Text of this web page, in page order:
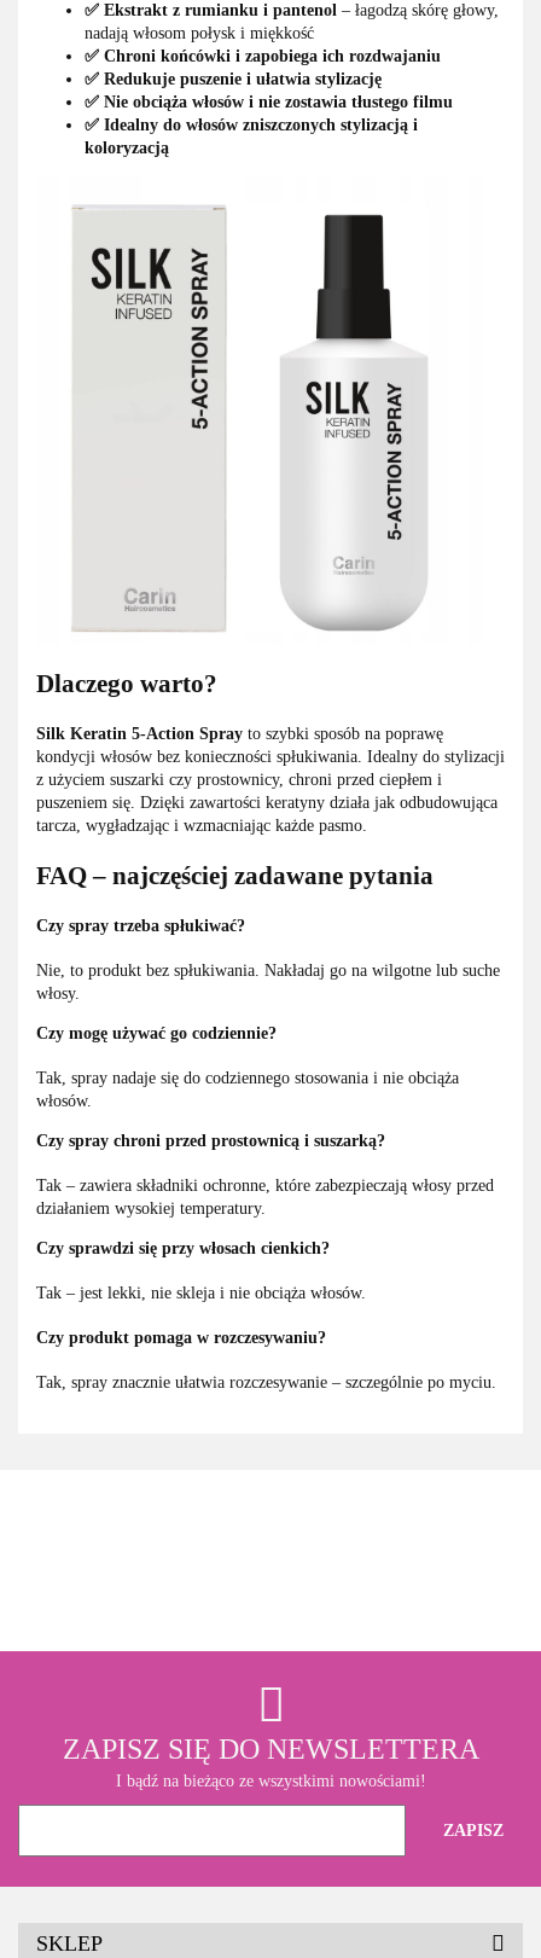
✅ Ekstrakt z rumianku i pantenol – łagodzą skórę głowy,
nadają włosom połysk i miękkość
✅ Chroni końcówki i zapobiega ich rozdwajaniu
✅ Redukuje puszenie i ułatwia stylizację
✅ Nie obciąża włosów i nie zostawia tłustego filmu
✅ Idealny do włosów zniszczonych stylizacją i
koloryzacją
Dlaczego warto?
Silk Keratin 5-Action Spray to szybki sposób na poprawę
kondycji włosów bez konieczności spłukiwania. Idealny do stylizacji
z użyciem suszarki czy prostownicy, chroni przed ciepłem i
puszeniem się. Dzięki zawartości keratyny działa jak odbudowująca
tarcza, wygładzając i wzmacniając każde pasmo.
FAQ – najczęściej zadawane pytania
Czy spray trzeba spłukiwać?
Nie, to produkt bez spłukiwania. Nakładaj go na wilgotne lub suche
włosy.
Czy mogę używać go codziennie?
Tak, spray nadaje się do codziennego stosowania i nie obciąża
włosów.
Czy spray chroni przed prostownicą i suszarką?
Tak – zawiera składniki ochronne, które zabezpieczają włosy przed
działaniem wysokiej temperatury.
Czy sprawdzi się przy włosach cienkich?
Tak – jest lekki, nie skleja i nie obciąża włosów.
Czy produkt pomaga w rozczesywaniu?
Tak, spray znacznie ułatwia rozczesywanie – szczególnie po myciu.
ZAPISZ SIĘ DO NEWSLETTERA
I bądź na bieżąco ze wszystkimi nowościami!
SKLEP